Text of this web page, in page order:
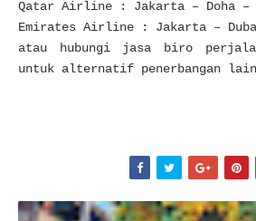
Qatar Airline : Jakarta – Doha –
Emirates Airline : Jakarta –
atau hubungi jasa biro
untuk alternatif penerbangan